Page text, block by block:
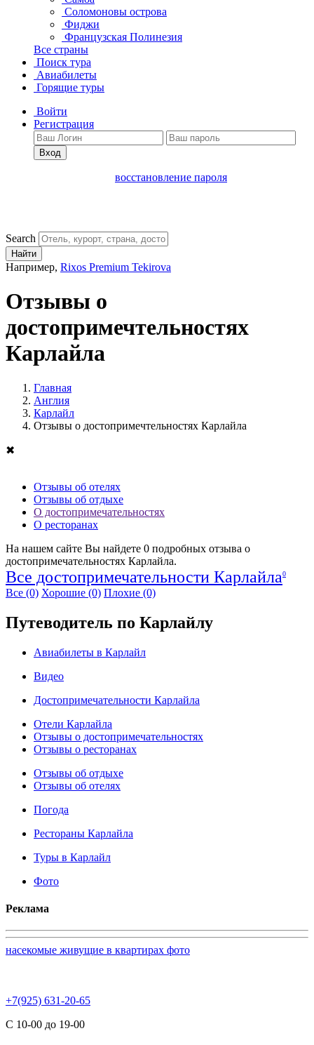
Соломоновы острова
Фиджи
Французская Полинезия
Все страны
Поиск тура
Авиабилеты
Горящие туры
Войти
Регистрация
Вход
восстановление пароля
Search
Найти
Например, Rixos Premium Tekirova
Отзывы о
достопримечтельностях
Карлайла
Главная
Англия
Карлайл
Отзывы о достопримечтельностях Карлайла
✖
Отзывы об отелях
Отзывы об отдыхе
О достопримечательностях
О ресторанах
На нашем сайте Вы найдете 0 подробных отзыва о
достопримечательностях Карлайла.
Все достопримечательности Карлайла0
Все (0) Хорошие (0) Плохие (0)
Путеводитель по Карлайлу
Авиабилеты в Карлайл
Видео
Достопримечательности Карлайла
Отели Карлайла
Отзывы о достопримечательностях
Отзывы о ресторанах
Отзывы об отдыхе
Отзывы об отелях
Погода
Рестораны Карлайла
Туры в Карлайл
Фото
Реклама
насекомые живущие в квартирах фото
+7(925) 631-20-65
С 10-00 до 19-00